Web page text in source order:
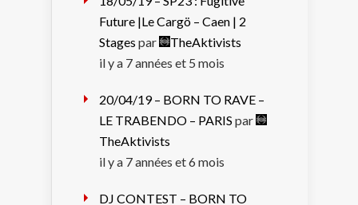
Future |Le Cargö – Caen | 2
Stages par
TheAktivists
il y a 7 années et 5 mois
20/04/19 – BORN TO RAVE –
LE TRABENDO – PARIS par
TheAktivists
il y a 7 années et 6 mois
DJ CONTEST – BORN TO